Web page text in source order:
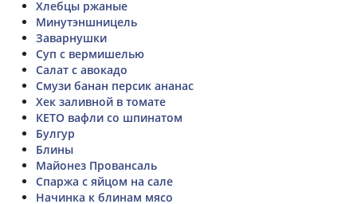
Хлебцы ржаные
Минутэншницель
Заварнушки
Суп с вермишелью
Салат с авокадо
Смузи банан персик ананас
Хек заливной в томате
КЕТО вафли со шпинатом
Булгур
Блины
Майонез Провансаль
Спаржа с яйцом на сале
Начинка к блинам мясо